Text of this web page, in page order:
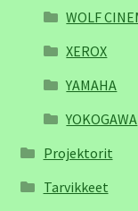
WOLF
XEROX
YAMAHA
YOKOGAWA
Projektorit
Tarvikkeet